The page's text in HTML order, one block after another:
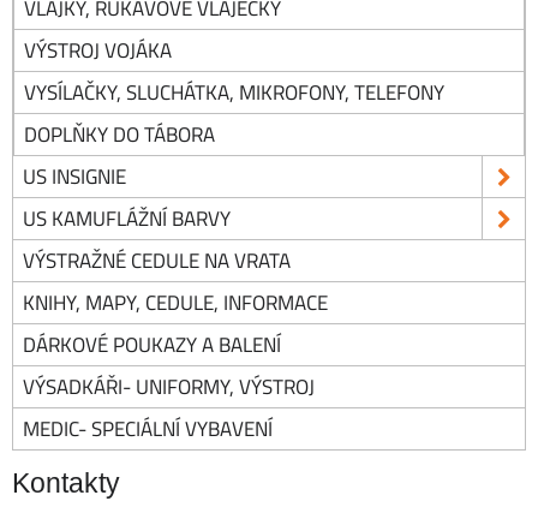
VLAJKY, RUKÁVOVÉ VLAJEČKY
VÝSTROJ VOJÁKA
VYSÍLAČKY, SLUCHÁTKA, MIKROFONY, TELEFONY
DOPLŇKY DO TÁBORA
US INSIGNIE
US KAMUFLÁŽNÍ BARVY
VÝSTRAŽNÉ CEDULE NA VRATA
KNIHY, MAPY, CEDULE, INFORMACE
DÁRKOVÉ POUKAZY A BALENÍ
VÝSADKÁŘI- UNIFORMY, VÝSTROJ
MEDIC- SPECIÁLNÍ VYBAVENÍ
Kontakty